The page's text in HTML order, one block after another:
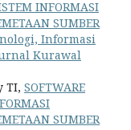
INFORMASI
SUMBER
Informasi
Kurawal
TI, SOFTWARE
SUMBER